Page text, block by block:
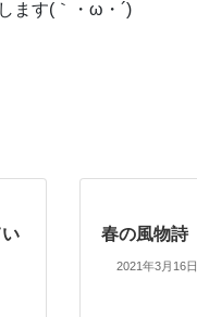
ます(｀・ω・´)ゞ
春の風物詩
2021年3月16日